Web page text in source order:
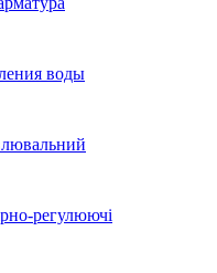
воды
регулюючі